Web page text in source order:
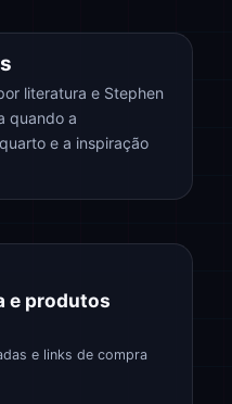
literatura e Stephen
quando a
e a inspiração
e produtos
e links de compra